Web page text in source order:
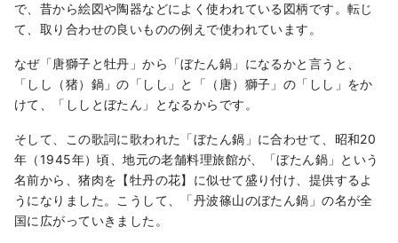
で、昔から絵図や陶器などによく使われている図柄です。転じ
て、取り合わせの良いものの例えで使われています。
なぜ「唐獅子と牡丹」から「ぼたん鍋」になるかと言うと、
「しし（猪）鍋」の「しし」と「（唐）獅子」の「しし」をか
けて、「ししとぼたん」となるからです。
そして、この歌詞に歌われた「ぼたん鍋」に合わせて、昭和20
年（1945年）頃、地元の老舗料理旅館が、「ぼたん鍋」という
名前から、猪肉を【牡丹の花】に似せて盛り付け、提供するよ
うになりました。こうして、「丹波篠山のぼたん鍋」の名が全
国に広がっていきました。